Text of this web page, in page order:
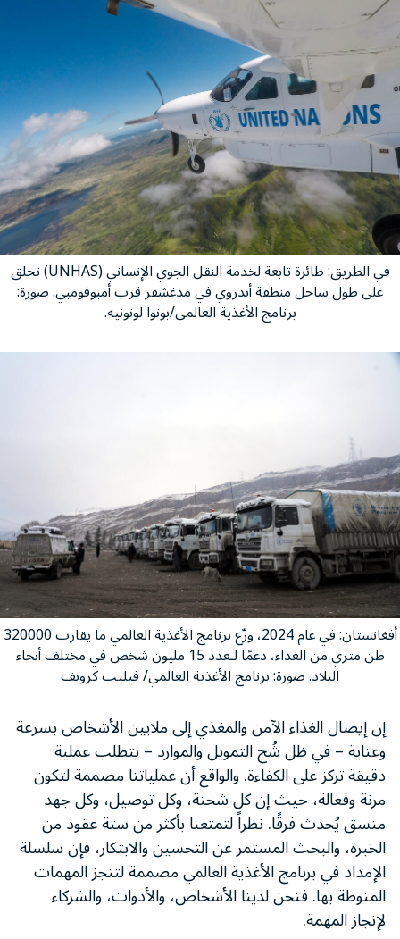
في الطريق: طائرة تابعة لخدمة النقل الجوي الإنساني (UNHAS) تحلق
على طول ساحل منطقة أندروي في مدغشقر قرب أمبوفومبي. صورة:
برنامج الأغذية العالمي/بونوا لونونيه.
أفغانستان: في عام 2024، وزّع برنامج الأغذية العالمي ما يقارب 320000
طن متري من الغذاء، دعمًا لـعدد 15 مليون شخص في مختلف أنحاء
البلاد. صورة: برنامج الأغذية العالمي/ فيليب كروبف
إن إيصال الغذاء الآمن والمغذي إلى ملايين الأشخاص بسرعة
وعناية – في ظل شُح التمويل والموارد – يتطلب عملية
دقيقة تركز على الكفاءة. والواقع أن عملياتنا مصممة لتكون
مرنة وفعالة، حيث إن كل شحنة، وكل توصيل، وكل جهد
منسق يُحدث فرقًا. نظراً لتمتعنا بأكثر من ستة عقود من
الخبرة، والبحث المستمر عن التحسين والابتكار، فإن سلسلة
الإمداد في برنامج الأغذية العالمي مصممة لتنجز المهمات
المنوطة بها. فنحن لدينا الأشخاص، والأدوات، والشركاء
لإنجاز المهمة.